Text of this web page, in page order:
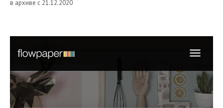
в архиве с 21.12.2020